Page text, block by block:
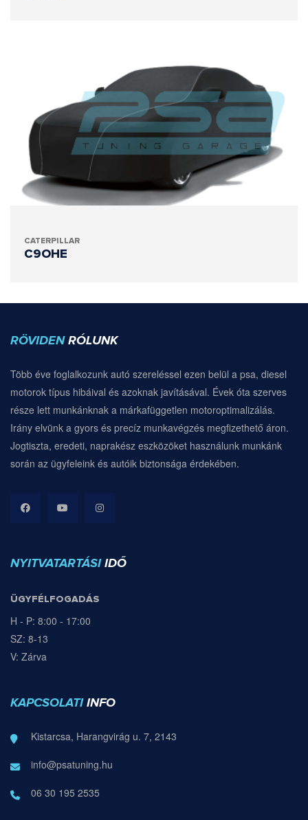
CATERPILLAR
C9OHE
RÖVIDEN RÓLUNK
Több éve foglalkozunk autó szereléssel ezen belül a psa, diesel
motorok típus hibáival és azoknak javításával. Évek óta szerves
része lett munkánknak a márkafüggetlen motoroptimalizálás.
Irány elvünk a gyors és precíz munkavégzés megfizethető áron.
Jogtiszta, eredeti, naprakész eszközöket használunk munkánk
során az ügyfeleink és autóik biztonsága érdekében.
NYITVATARTÁSI IDŐ
ÜGYFÉLFOGADÁS
H - P: 8:00 - 17:00
SZ: 8-13
V: Zárva
KAPCSOLATI INFO
Kistarcsa, Harangvirág u. 7, 2143
info@psatuning.hu
06 30 195 2535